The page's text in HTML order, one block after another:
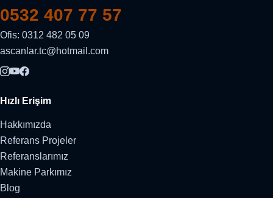
0532 407 77 57
Ofis: 0312 482 05 09
ascanlar.tc@hotmail.com
Hızlı Erişim
Hakkımızda
Referans Projeler
Referanslarımız
Makine Parkımız
Blog